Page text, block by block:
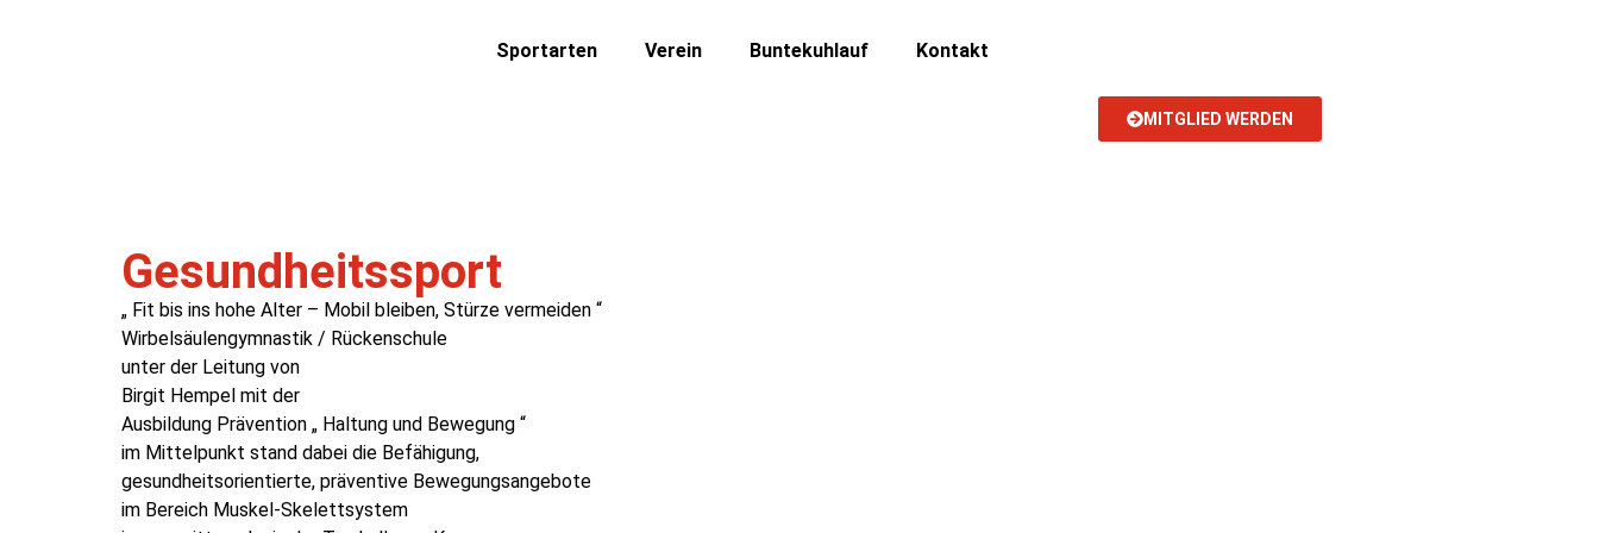
Sportarten Verein Buntekuhlauf Kontakt
MITGLIED WERDEN
Gesundheitssport
„ Fit bis ins hohe Alter – Mobil bleiben, Stürze vermeiden “
Wirbelsäulengymnastik / Rückenschule
unter der Leitung von
Birgit Hempel mit der
Ausbildung Prävention „ Haltung und Bewegung “
im Mittelpunkt stand dabei die Befähigung,
gesundheitsorientierte, präventive Bewegungsangebote
im Bereich Muskel‐Skelettsystem